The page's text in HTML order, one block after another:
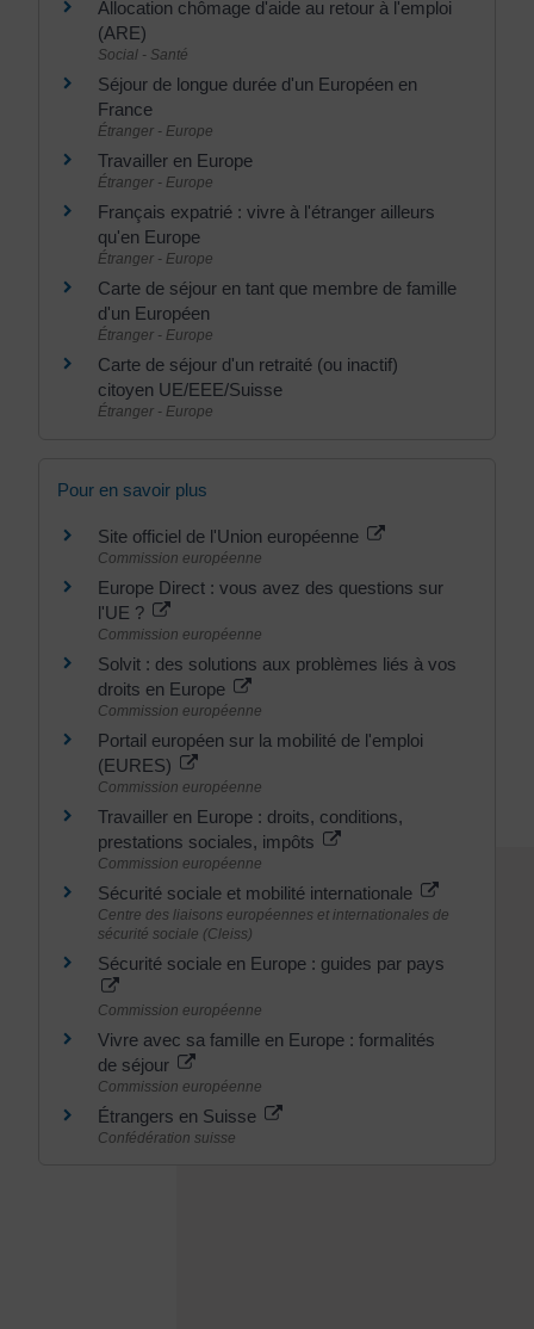
Allocation chômage d'aide au retour à l'emploi
(ARE)
Social - Santé
Séjour de longue durée d'un Européen en
France
Étranger - Europe
Travailler en Europe
Étranger - Europe
Français expatrié : vivre à l'étranger ailleurs
qu'en Europe
Étranger - Europe
Carte de séjour en tant que membre de famille
d'un Européen
Étranger - Europe
Carte de séjour d'un retraité (ou inactif)
citoyen UE/EEE/Suisse
Étranger - Europe
Pour en savoir plus
Site officiel de l'Union européenne
Commission européenne
Europe Direct : vous avez des questions sur
l'UE ?
Commission européenne
Solvit : des solutions aux problèmes liés à vos
droits en Europe
Commission européenne
Portail européen sur la mobilité de l'emploi
(EURES)
Commission européenne
Travailler en Europe : droits, conditions,
prestations sociales, impôts
Commission européenne
Sécurité sociale et mobilité internationale
Centre des liaisons européennes et internationales de
sécurité sociale (Cleiss)
Sécurité sociale en Europe : guides par pays
Commission européenne
Vivre avec sa famille en Europe : formalités
de séjour
Commission européenne
Étrangers en Suisse
Confédération suisse